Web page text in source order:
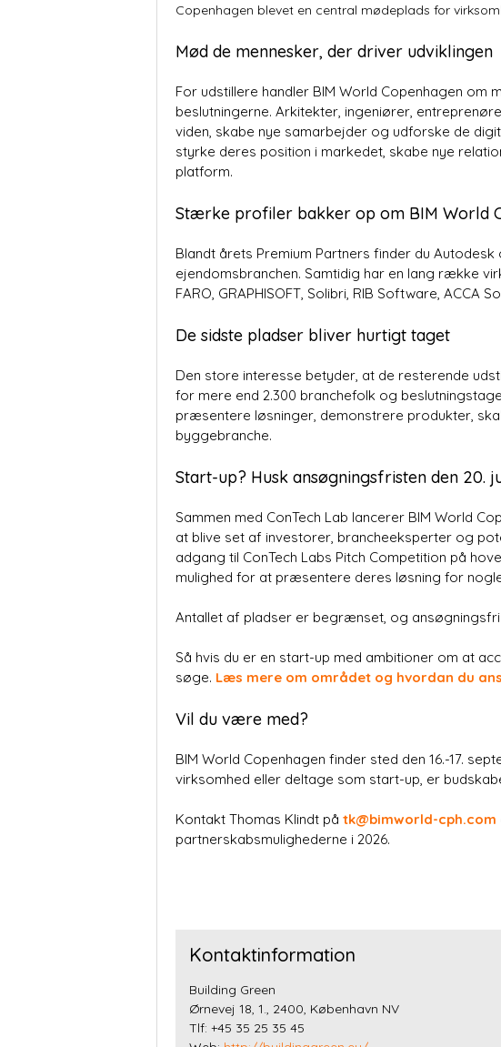
Copenhagen blevet en central mødeplads for
Mød de mennesker, der driver udviklingen
For udstillere handler BIM World Copenhagen
beslutningerne. Arkitekter, ingeniører,
viden, skabe nye samarbejder og udforske de
styrke deres position i markedet, skabe nye
platform.
Stærke profiler bakker op om BIM World
Blandt årets Premium Partners finder du
ejendomsbranchen. Samtidig har en lang række
FARO, GRAPHISOFT, Solibri, RIB Software, ACCA
De sidste pladser bliver hurtigt taget
Den store interesse betyder, at de resterende
for mere end 2.300 branchefolk og
præsentere løsninger, demonstrere produkter,
byggebranche.
Start-up? Husk ansøgningsfristen den 20.
Sammen med ConTech Lab lancerer BIM World
at blive set af investorer, brancheeksperter og
adgang til ConTech Labs Pitch Competition på
mulighed for at præsentere deres løsning for
Antallet af pladser er begrænset, og
Så hvis du er en start-up med ambitioner om at
søge. Læs mere om området og hvordan du
Vil du være med?
BIM World Copenhagen finder sted den 16.-17.
virksomhed eller deltage som start-up, er
Kontakt Thomas Klindt på tk@bimworld-cph.com
partnerskabsmulighederne i 2026.
Kontaktinformation
Building Green
Ørnevej 18, 1., 2400, København NV
Tlf: +45 35 25 35 45